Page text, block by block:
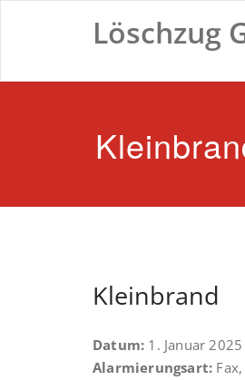
Löschzug
Kleinbrand
Datum: 1. Januar
Alarmierungsart: